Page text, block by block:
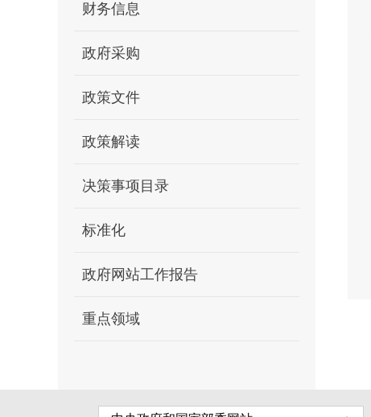
财务信息
政府采购
政策文件
政策解读
决策事项目录
标准化
政府网站工作报告
重点领域